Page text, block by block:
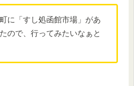
に「すし処函館市場」があ
ので、行ってみたいなぁと